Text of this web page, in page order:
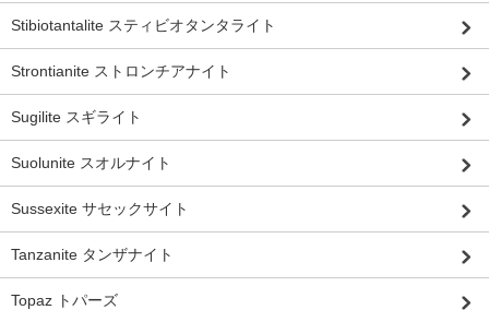
Stibiotantalite スティビオタンタライト
Strontianite ストロンチアナイト
Sugilite スギライト
Suolunite スオルナイト
Sussexite サセックサイト
Tanzanite タンザナイト
Topaz トパーズ